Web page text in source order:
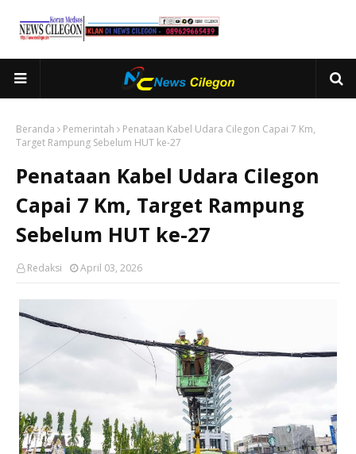
Beranda Pemerintah
Penataan Kabel Udara Cilegon Capai 7 Km,
Target Rampung Sebelum HUT ke-27
Penataan Kabel Udara Cilegon
Capai 7 Km, Target Rampung
Sebelum HUT ke-27
Redaksi April 03, 2026